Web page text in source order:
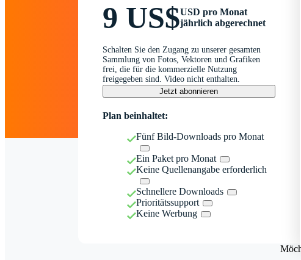
9 US$USD pro Monat
jährlich abgerechnet
Schalten Sie den Zugang zu unserer gesamten
Sammlung von Fotos, Vektoren und Grafiken
frei, die für die kommerzielle Nutzung
freigegeben sind. Video nicht enthalten.
Jetzt abonnieren
Plan beinhaltet:
Fünf Bild-Downloads pro Monat
Ein Paket pro Monat
Keine Quellenangabe erforderlich
Schnellere Downloads
Prioritätssupport
Keine Werbung